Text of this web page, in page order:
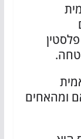
ומהאחים